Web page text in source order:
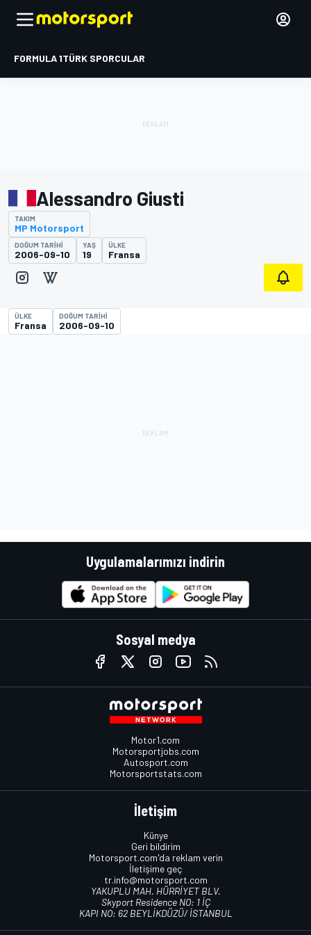
FORMULA 1TÜRK SPORCULAR
Alessandro Giusti
TAKIM
MP Motorsport
DOĞUM TARIHI
2006-09-10
YAŞ
19
ÜLKE
Fransa
ÜLKE
Fransa
DOĞUM TARIHI
2006-09-10
Uygulamalarımızı indirin
Sosyal medya
Motor1.com
Motorsportjobs.com
Autosport.com
Motorsportstats.com
İletişim
Künye
Geri bildirim
Motorsport.com'da reklam verin
İletişime geç
tr.info@motorsport.com
YAKUPLU MAH. HÜRRİYET BLV.
Skyport Residence NO: 1 İÇ
KAPI NO: 62 BEYLİKDÜZÜ/ İSTANBUL